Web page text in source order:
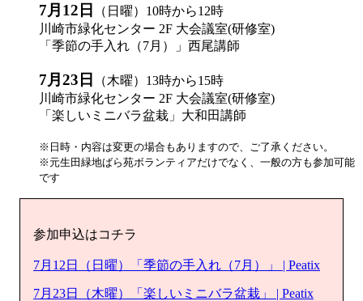
7月12日
（日曜）10時から12時
川崎市緑化センター 2F 大会議室(研修室)
「季節の手入れ（7月）」西尾講師
7月23日
（木曜）13時から15時
川崎市緑化センター 2F 大会議室(研修室)
「楽しいミニバラ盆栽」大和田講師
※日時・内容は変更の場合もありますので、ご了承ください。
※元生田緑地ばら苑ボランティアだけでなく、一般の方も参加可能
です
参加申込はコチラ
7月12日（日曜）「季節の手入れ（7月）」 | Peatix
7月23日（木曜）「楽しいミニバラ盆栽」 | Peatix